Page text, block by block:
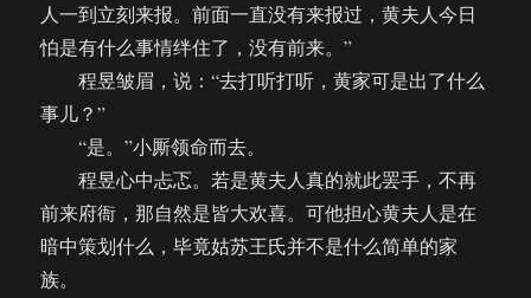
人一到立刻来报。前面一直没有来报过，黄夫人今日
怕是有什么事情绊住了，没有前来。”
程昱皱眉，说：“去打听打听，黄家可是出了什么
事儿？”
“是。”小厮领命而去。
程昱心中忐忑。若是黄夫人真的就此罢手，不再
前来府衙，那自然是皆大欢喜。可他担心黄夫人是在
暗中策划什么，毕竟姑苏王氏并不是什么简单的家
族。